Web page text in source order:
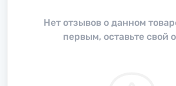
Нет отзывов о данном
первым, оставьте свой